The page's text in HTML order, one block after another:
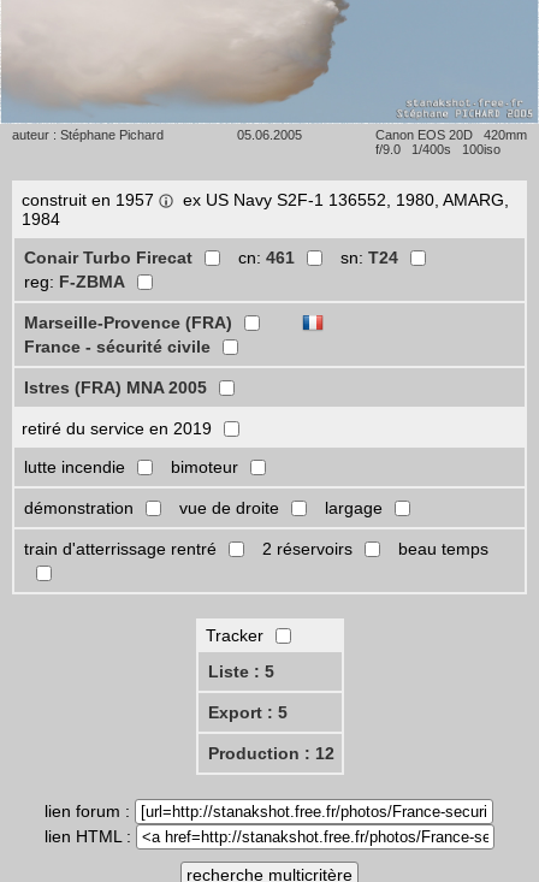
auteur : Stéphane Pichard 05.06.2005
Canon EOS 20D 420mm
f/9.0 1/400s 100iso
construit en 1957
ex US Navy S2F-1 136552, 1980, AMARG,
1984
Conair Turbo Firecat
cn: 461 sn: T24
reg: F-ZBMA
Marseille-Provence (FRA)
France - sécurité civile
Istres (FRA) MNA 2005
retiré du service en 2019
lutte incendie
bimoteur
démonstration vue de droite largage
train d'atterrissage rentré 2 réservoirs beau temps
Tracker
Liste : 5
Export : 5
Production : 12
lien forum :
lien HTML :